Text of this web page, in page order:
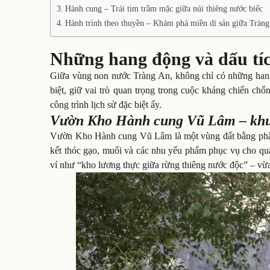
Hành cung – Trái tim trầm mặc giữa núi thiêng nước biếc
Hành trình theo thuyền – Khám phá miền di sản giữa
Những hang động và dấu
Giữa vùng non nước Tràng An, không chỉ có những
biệt, giữ vai trò quan trọng trong cuộc kháng chiến
công trình lịch sử đặc biệt ấy.
Vườn Kho Hành cung Vũ Lâm –
Vườn Kho Hành cung Vũ Lâm là một vùng đất bằng
kết thóc gạo, muối và các nhu yếu phẩm phục vụ cho
ví như “kho lương thực giữa rừng thiêng nước độc” –